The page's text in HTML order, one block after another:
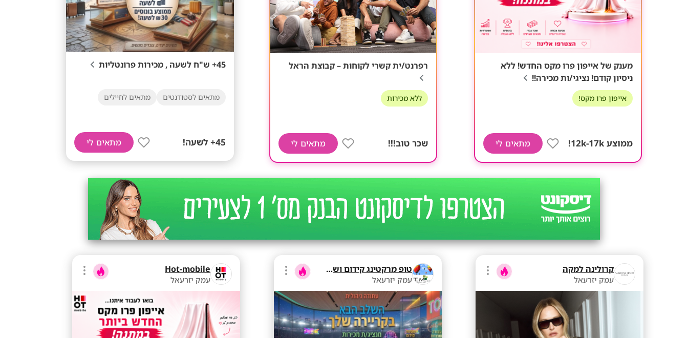
מענק של אייפון פרו מקס החדש! ללא
ניסיון קודם! נציגי/ות מכירה!!
אייפון פרו מקס!
ממוצע 12k-17k! מתאים לי
רפרנט/ית קשרי לקוחות – קבוצת הראל
ללא מכירות
שכר טוב!!! מתאים לי
45+ ש"ח לשעה , מכירות פרונטליות
מתאים לסטודנטים מתאים לחיילים
45+ לשעה! מתאים לי
קרולינה למקה
עמק יזרעאל
טופ מרקטינג קידום ושיווק בע"מ
עמק יזרעאל
Hot-mobile
עמק יזרעאל